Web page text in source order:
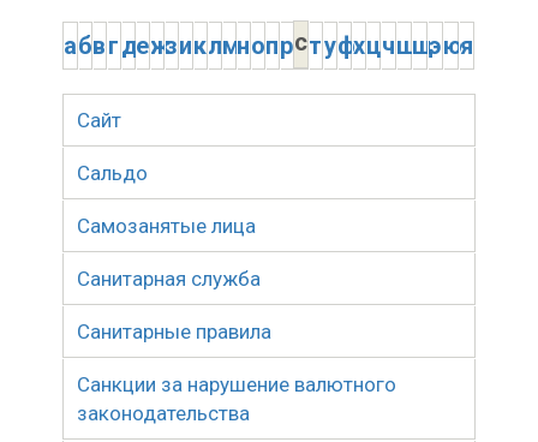
абвгдежзиклмнопрстуфхцчшщэюя
Сайт
Сальдо
Самозанятые лица
Санитарная служба
Санитарные правила
Санкции за нарушение валютного
законодательства